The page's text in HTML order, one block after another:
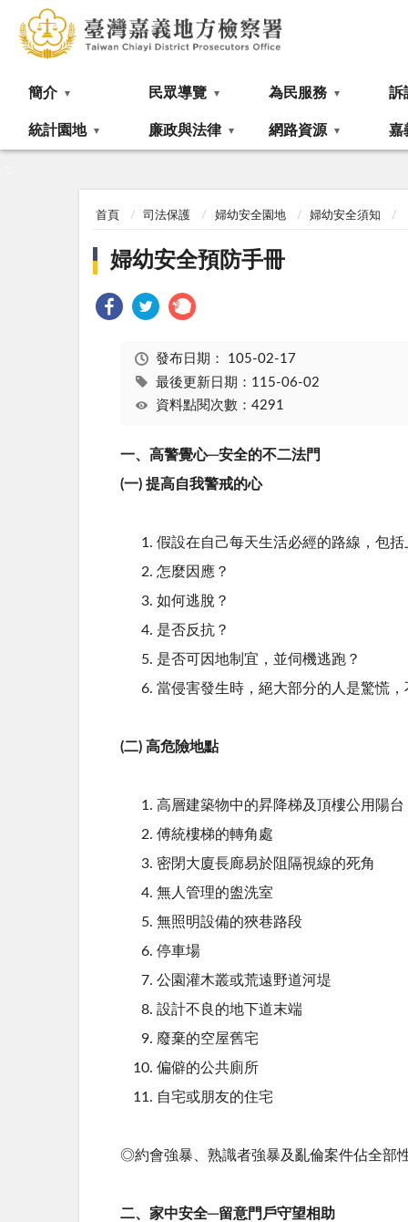
簡介 民眾導覽 為民服務 訴
統計園地 廉政與法律 網路資源 嘉
首頁 司法保護 婦幼安全園地 婦幼安全須知
婦幼安全預防手冊
發布日期： 105-02-17
最後更新日期：115-06-02
資料點閱次數：4291
一、高警覺心─安全的不二法門
(一) 提高自我警戒的心
假設在自己每天生活必經的路線，包
怎麼因應？
如何逃脫？
是否反抗？
是否可因地制宜，並伺機逃跑？
當侵害發生時，絕大部分的人是驚慌
(二) 高危險地點
高層建築物中的昇降梯及頂樓公用陽台
傅統樓梯的轉角處
密閉大廈長廊易於阻隔視線的死角
無人管理的盥洗室
無照明設備的狹巷路段
停車場
公園灌木叢或荒遠野道河堤
設計不良的地下道末端
廢棄的空屋舊宅
偏僻的公共廁所
自宅或朋友的住宅
◎約會強暴、熟識者強暴及亂倫案件佔全部
二、家中安全─留意門戶守望相助